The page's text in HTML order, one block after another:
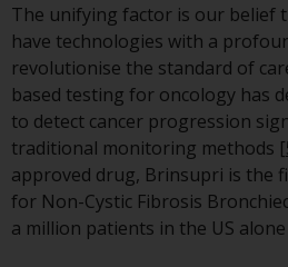
Vertreter in der
auf die
der Schweiz
ist der Erfüllungsort
eingetragene Sitz
Vertreters.
Sitz des Schweizer
oder am Sitz oder
Anlegers.
The unifying factor is our belief
have technologies with a
revolutionise the standard of
based testing for oncology has
to detect cancer progression
traditional monitoring methods
approved drug, Brinsupri is the
for Non-Cystic Fibrosis
a million patients in the US alone